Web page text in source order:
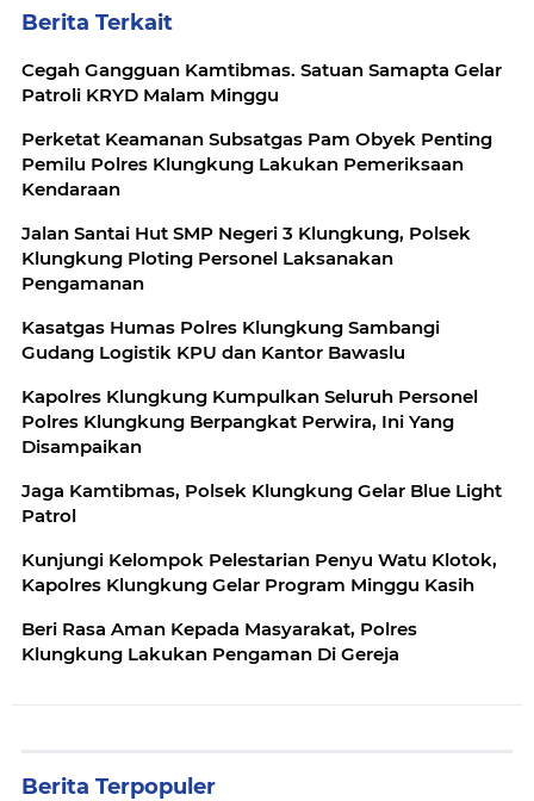
Berita Terkait
Cegah Gangguan Kamtibmas. Satuan Samapta Gelar
Patroli KRYD Malam Minggu
Perketat Keamanan Subsatgas Pam Obyek Penting
Pemilu Polres Klungkung Lakukan Pemeriksaan
Kendaraan
Jalan Santai Hut SMP Negeri 3 Klungkung, Polsek
Klungkung Ploting Personel Laksanakan
Pengamanan
Kasatgas Humas Polres Klungkung Sambangi
Gudang Logistik KPU dan Kantor Bawaslu
Kapolres Klungkung Kumpulkan Seluruh Personel
Polres Klungkung Berpangkat Perwira, Ini Yang
Disampaikan
Jaga Kamtibmas, Polsek Klungkung Gelar Blue Light
Patrol
Kunjungi Kelompok Pelestarian Penyu Watu Klotok,
Kapolres Klungkung Gelar Program Minggu Kasih
Beri Rasa Aman Kepada Masyarakat, Polres
Klungkung Lakukan Pengaman Di Gereja
Berita Terpopuler